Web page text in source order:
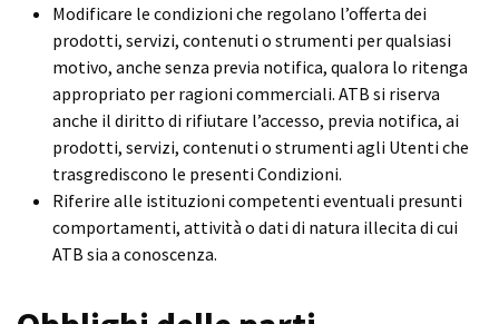
Modificare le condizioni che regolano l’offerta dei
prodotti, servizi, contenuti o strumenti per qualsiasi
motivo, anche senza previa notifica, qualora lo ritenga
appropriato per ragioni commerciali. ATB si riserva
anche il diritto di rifiutare l’accesso, previa notifica, ai
prodotti, servizi, contenuti o strumenti agli Utenti che
trasgrediscono le presenti Condizioni.
Riferire alle istituzioni competenti eventuali presunti
comportamenti, attività o dati di natura illecita di cui
ATB sia a conoscenza.